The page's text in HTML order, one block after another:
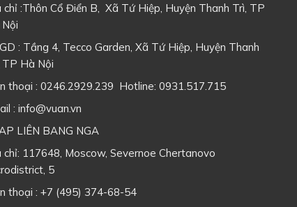
:Thôn Cổ Điển B, Xã Tứ Hiệp, Huyện Thanh Trì, TP
: Tầng 4, Tecco Garden, Xã Tứ Hiệp, Huyện Thanh
TP Hà Nội
thoại : 0246.2929.239 Hotline: 0931.517.715
: info@vuan.vn
LIÊN BANG NGA
117648, Moscow, Severnoe Chertanovo
5
thoại : +7 (495) 374-68-54